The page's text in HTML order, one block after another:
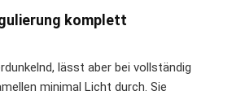
komplett
lässt aber bei vollständig
minimal Licht durch. Sie